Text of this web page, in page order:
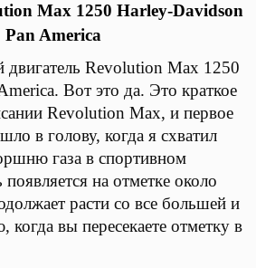
Max 1250 Harley-Davidson
Pan America
Revolution Max 1250
Вот это да. Это краткое
Revolution Max, и первое
в голову, когда я схватил
газа в спортивном
на отметке около
расти со все большей и
когда вы пересекаете отметку в